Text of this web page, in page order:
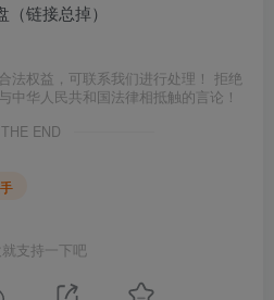
链接总掉）
法权益，可联系我们进行处理！ 拒绝
中华人民共和国法律相抵触的言论！
THE END
就支持一下吧